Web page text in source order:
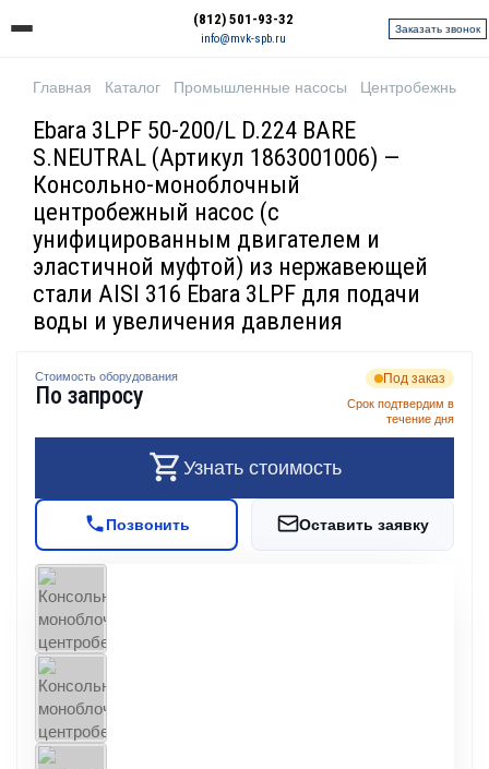
(812) 501-93-32
info@mvk-spb.ru
Заказать звонок
Главная Каталог Промышленные насосы Центробежные
Ebara 3LPF 50-200/L D.224 BARE
S.NEUTRAL (Артикул 1863001006) —
Консольно-моноблочный
центробежный насос (с
унифицированным двигателем и
эластичной муфтой) из нержавеющей
стали AISI 316 Ebara 3LPF для подачи
воды и увеличения давления
Стоимость оборудования
По запросу
Под заказ
Срок подтвердим в
течение дня
Узнать стоимость
Позвонить Оставить заявку